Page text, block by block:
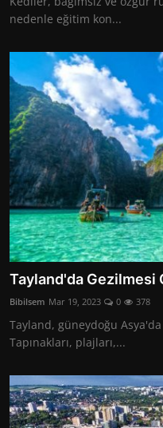
nedenle eğitim kon...
Tayland'da Gezilmesi
Bibilsem Mar 19, 2023 0 378
Tayland, güneydoğu
Tapınakları, plajları,...